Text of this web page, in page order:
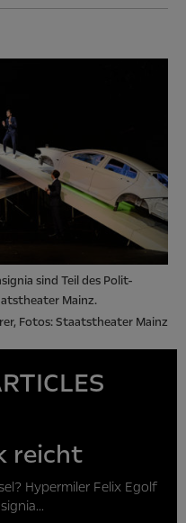
sind Teil des Polit-
Mainz.
Fotos: Staatstheater Mainz
reicht
Hypermiler Felix Egolf